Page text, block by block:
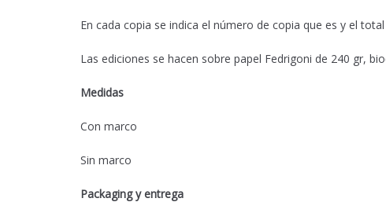
En cada copia se indica el número de copia que es y el
Las ediciones se hacen sobre papel Fedrigoni de 240 gr,
Medidas
Con marco
Sin marco
Packaging y entrega